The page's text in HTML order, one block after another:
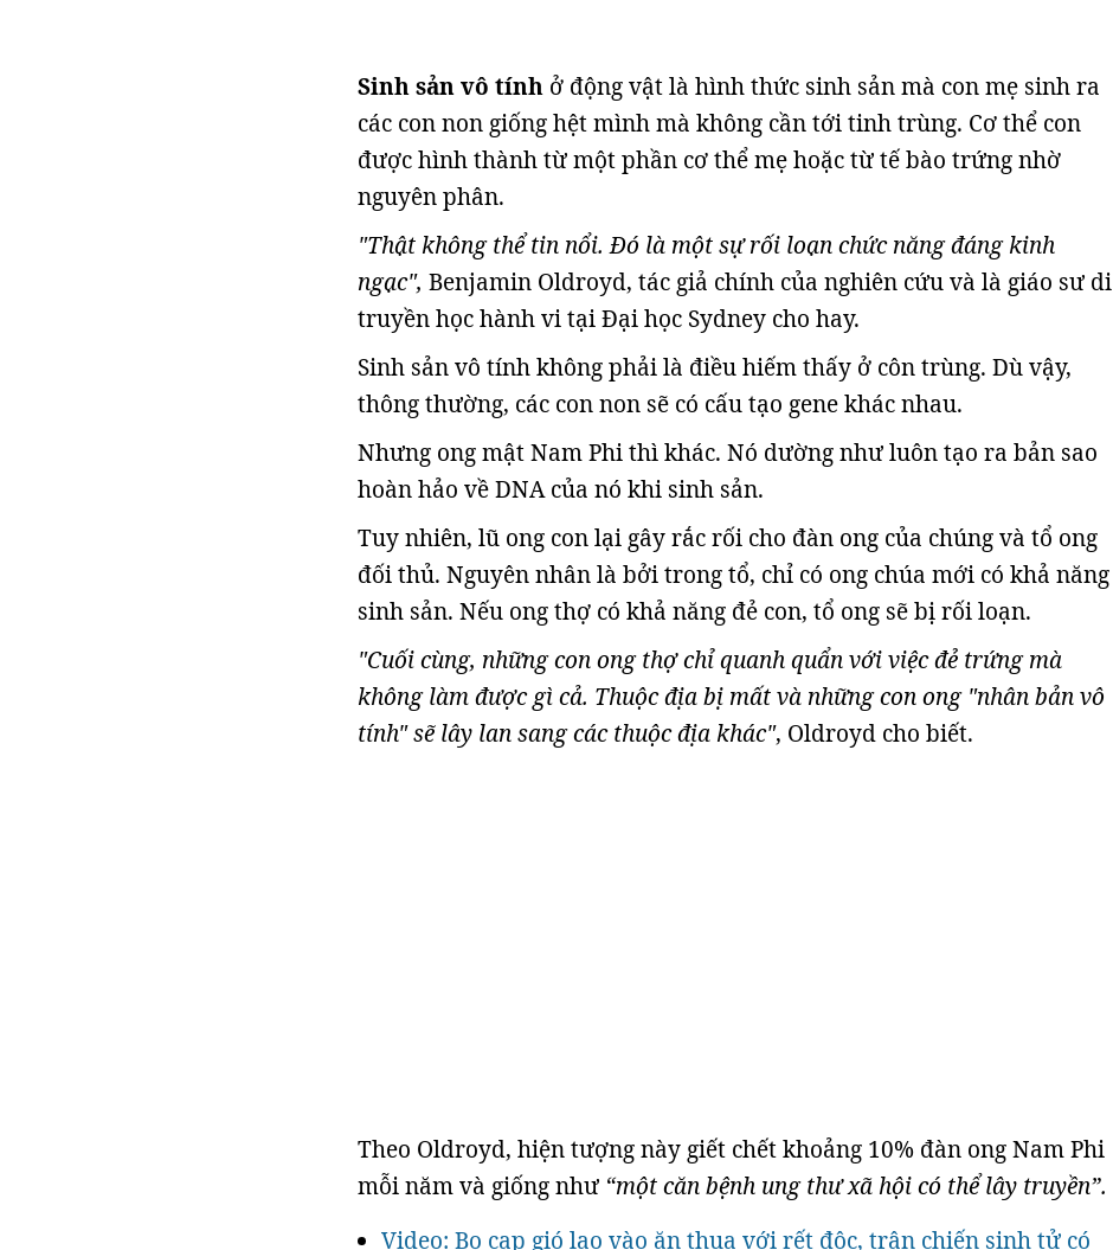
Sinh sản vô tính ở động vật là hình thức sinh sản mà con mẹ sinh ra
các con non giống hệt mình mà không cần tới tinh trùng. Cơ thể con
được hình thành từ một phần cơ thể mẹ hoặc từ tế bào trứng nhờ
nguyên phân.
"Thật không thể tin nổi. Đó là một sự rối loạn chức năng đáng kinh
ngạc", Benjamin Oldroyd, tác giả chính của nghiên cứu và là giáo sư di
truyền học hành vi tại Đại học Sydney cho hay.
Sinh sản vô tính không phải là điều hiếm thấy ở côn trùng. Dù vậy,
thông thường, các con non sẽ có cấu tạo gene khác nhau.
Nhưng ong mật Nam Phi thì khác. Nó dường như luôn tạo ra bản sao
hoàn hảo về DNA của nó khi sinh sản.
Tuy nhiên, lũ ong con lại gây rắc rối cho đàn ong của chúng và tổ ong
đối thủ. Nguyên nhân là bởi trong tổ, chỉ có ong chúa mới có khả năng
sinh sản. Nếu ong thợ có khả năng đẻ con, tổ ong sẽ bị rối loạn.
"Cuối cùng, những con ong thợ chỉ quanh quẩn với việc đẻ trứng mà
không làm được gì cả. Thuộc địa bị mất và những con ong "nhân bản vô
tính" sẽ lây lan sang các thuộc địa khác", Oldroyd cho biết.
Theo Oldroyd, hiện tượng này giết chết khoảng 10% đàn ong Nam Phi
mỗi năm và giống như “một căn bệnh ung thư xã hội có thể lây truyền”.
Video: Bọ cạp gió lao vào ăn thua với rết độc, trận chiến sinh tử có